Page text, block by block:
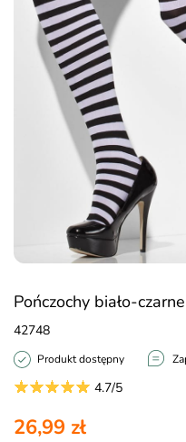
Pończochy biało-
42748
Produkt dostępny
4.7/5
26,99 zł